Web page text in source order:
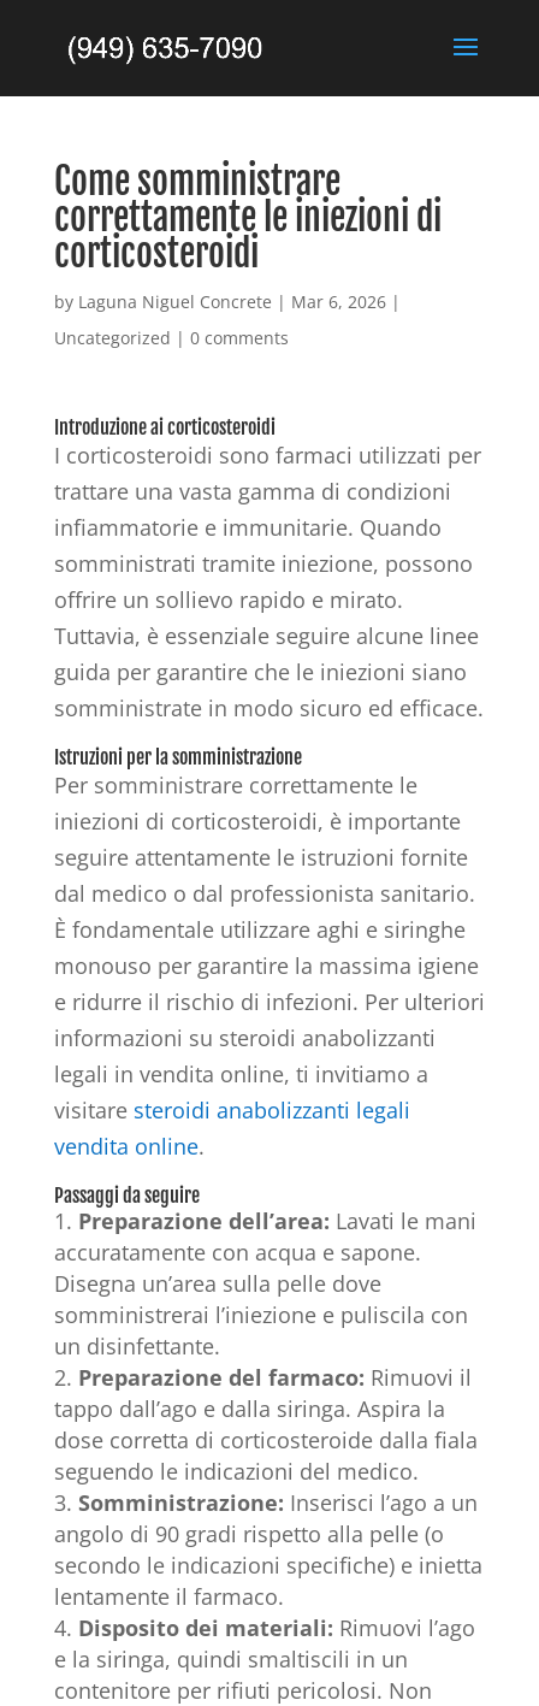
Come somministrare
correttamente le iniezioni di
corticosteroidi
by Laguna Niguel Concrete | Mar 6, 2026|
Uncategorized | 0 comments
Introduzione ai corticosteroidi
I corticosteroidi sono farmaci utilizzati per
trattare una vasta gamma di condizioni
infiammatorie e immunitarie. Quando
somministrati tramite iniezione, possono
offrire un sollievo rapido e mirato.
Tuttavia, è essenziale seguire alcune linee
guida per garantire che le iniezioni siano
somministrate in modo sicuro ed efficace.
Istruzioni per la somministrazione
Per somministrare correttamente le
iniezioni di corticosteroidi, è importante
seguire attentamente le istruzioni fornite
dal medico o dal professionista sanitario.
È fondamentale utilizzare aghi e siringhe
monouso per garantire la massima igiene
e ridurre il rischio di infezioni. Per ulteriori
informazioni su steroidi anabolizzanti
legali in vendita online, ti invitiamo a
visitare steroidi anabolizzanti legali
vendita online.
Passaggi da seguire
Preparazione dell’area: Lavati le mani
accuratamente con acqua e sapone.
Disegna un’area sulla pelle dove
somministrerai l’iniezione e puliscila con
un disinfettante.
Preparazione del farmaco: Rimuovi il
tappo dall’ago e dalla siringa. Aspira la
dose corretta di corticosteroide dalla fiala
seguendo le indicazioni del medico.
Somministrazione: Inserisci l’ago a un
angolo di 90 gradi rispetto alla pelle (o
secondo le indicazioni specifiche) e inietta
lentamente il farmaco.
Disposito dei materiali: Rimuovi l’ago
e la siringa, quindi smaltiscili in un
contenitore per rifiuti pericolosi. Non